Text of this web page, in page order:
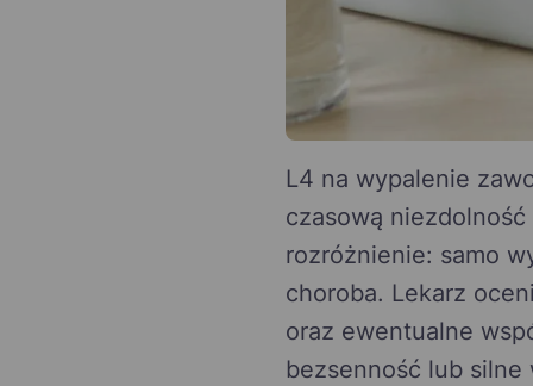
L4 na wypalenie
czasową
rozróżnienie: samo
choroba. Lekarz
oraz ewentualne
bezsenność lub